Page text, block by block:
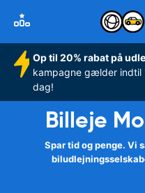
Op til 20% rabat på
kampagne gælder indtil
dag!
Billeje
Spar tid og penge. Vi